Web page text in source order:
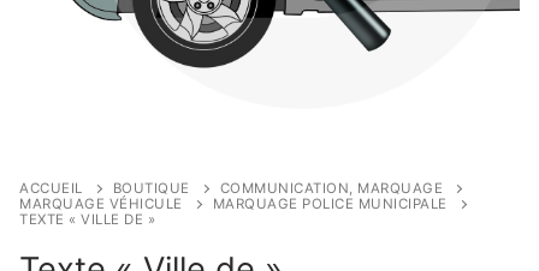
ACCUEIL BOUTIQUE
COMMUNICATION, MARQUAGE
MARQUAGE VÉHICULE
MARQUAGE POLICE MUNICIPALE
TEXTE « VILLE DE »